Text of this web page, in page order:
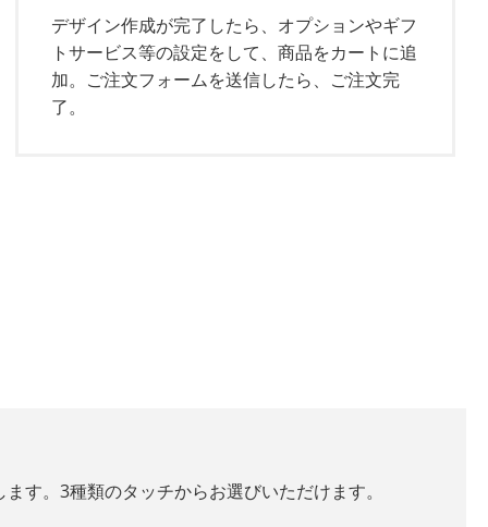
デザイン作成が完了したら、オプションやギフ
トサービス等の設定をして、商品をカートに追
加。ご注文フォームを送信したら、ご注文完
了。
す。3種類のタッチからお選びいただけます。